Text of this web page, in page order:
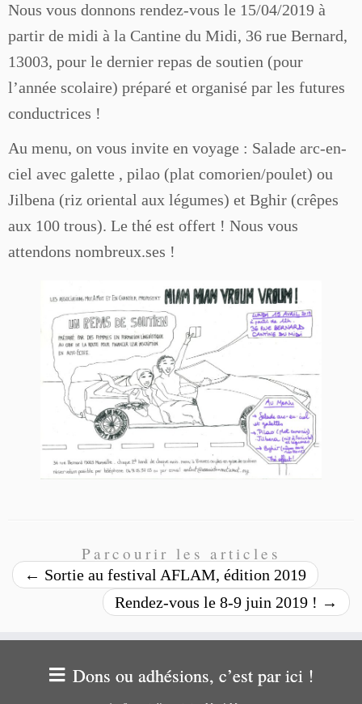
Nous vous donnons rendez-vous le 15/04/2019 à
partir de midi à la Cantine du Midi, 36 rue Bernard,
13003, pour le dernier repas de soutien (pour
l’année scolaire) préparé et organisé par les futures
conductrices !
Au menu, on vous invite en voyage : Salade arc-en-
ciel avec galette , pilao (plat comorien/poulet) ou
Jilbena (riz oriental aux légumes) et Bghir (crêpes
aux 100 trous). Le thé est offert ! Nous vous
attendons nombreux.ses !
Parcourir les articles
← Sortie au festival AFLAM, édition 2019
Rendez-vous le 8-9 juin 2019 ! →
Dons ou adhésions, c’est par ici !